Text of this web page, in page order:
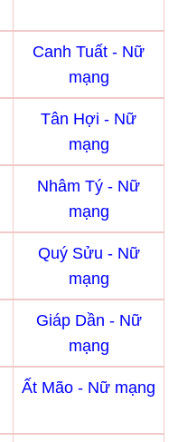
Canh Tuất - Nữ
mạng
Tân Hợi - Nữ
mạng
Nhâm Tý - Nữ
mạng
Quý Sửu - Nữ
mạng
Giáp Dần - Nữ
mạng
Ất Mão - Nữ mạng